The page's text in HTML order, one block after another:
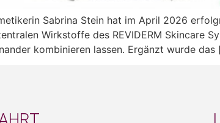
Sabrina Stein hat im April 2026
Wirkstoffe des REVIDERM Skincare
kombinieren lassen. Ergänzt wurde das